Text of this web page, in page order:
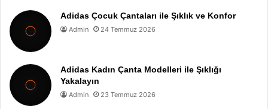
Adidas Çocuk Çantaları ile Şıklık ve Konfor
Admin 24 Temmuz 2026
Adidas Kadın Çanta Modelleri ile Şıklığı
Yakalayın
Admin 23 Temmuz 2026